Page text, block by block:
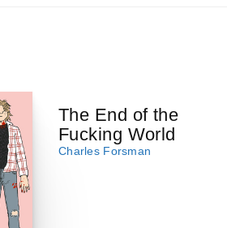
The End of the
Fucking World
Charles Forsman